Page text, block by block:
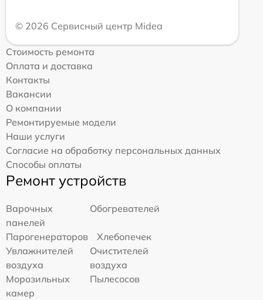
© 2026 Сервисный центр Midea
Стоимость ремонта
Оплата и доставка
Контакты
Вакансии
О компании
Ремонтируемые модели
Наши услуги
Согласие на обработку персональных данных
Способы оплаты
Ремонт устройств
Варочных
панелей
Обогревателей
Парогенераторов
Хлебопечек
Увлажнителей
воздуха
Очистителей
воздуха
Морозильных
камер
Пылесосов